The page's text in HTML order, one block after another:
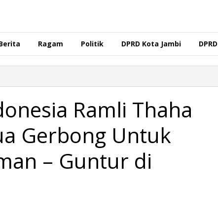
Ragam Politik DPRD Kota Jambi
Ramli Thaha
Gerbong Untuk
– Guntur di